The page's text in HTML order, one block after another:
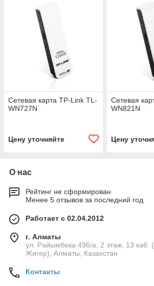
Сетевая карта TP-Link TL-
WN727N
Цену уточняйте
Сетевая
WN821N
Цену
О нас
Рейтинг не сформирован
Менее 5 отзывов за последний год
Работает с 02.04.2012
г. Алматы
ул. Райымбека 496/а, 2 этаж, 13 каб.
Жигер), Алматы, Казахстан
Контакты